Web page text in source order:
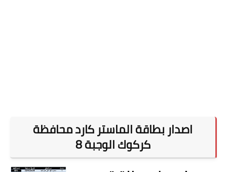
اصدار بطاقة الماستر كارد محافظة
كركوك الوجبة 8